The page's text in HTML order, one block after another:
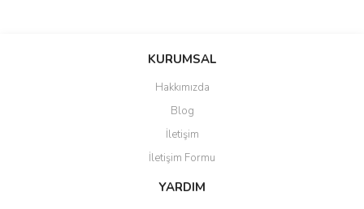
KURUMSAL
Hakkımızda
Blog
İletişim
İletişim Formu
YARDIM